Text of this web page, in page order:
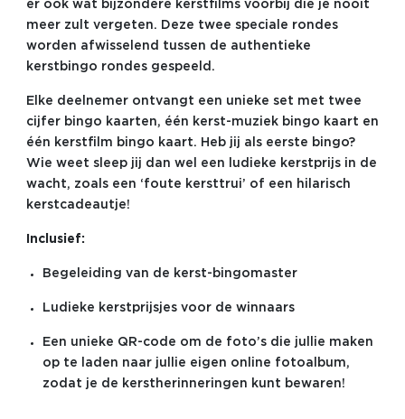
er ook wat bijzondere kerstfilms voorbij die je nooit
meer zult vergeten. Deze twee speciale rondes
worden afwisselend tussen de authentieke
kerstbingo rondes gespeeld.
Elke deelnemer ontvangt een unieke set met twee
cijfer bingo kaarten, één kerst-muziek bingo kaart en
één kerstfilm bingo kaart. Heb jij als eerste bingo?
Wie weet sleep jij dan wel een ludieke kerstprijs in de
wacht, zoals een ‘foute kersttrui’ of een hilarisch
kerstcadeautje!
Inclusief:
Begeleiding van de kerst-bingomaster
Ludieke kerstprijsjes voor de winnaars
Een unieke QR-code om de foto’s die jullie maken
op te laden naar jullie eigen online fotoalbum,
zodat je de kerstherinneringen kunt bewaren!